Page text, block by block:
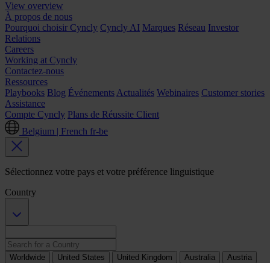
View overview
À propos de nous
Pourquoi choisir Cyncly Cyncly AI Marques Réseau Investor
Relations
Careers
Working at Cyncly
Contactez-nous
Ressources
Playbooks Blog Événements Actualités Webinaires Customer stories
Assistance
Compte Cyncly Plans de Réussite Client
Belgium | French fr-be
Sélectionnez votre pays et votre préférence linguistique
Country
Worldwide United States United Kingdom Australia
Austria